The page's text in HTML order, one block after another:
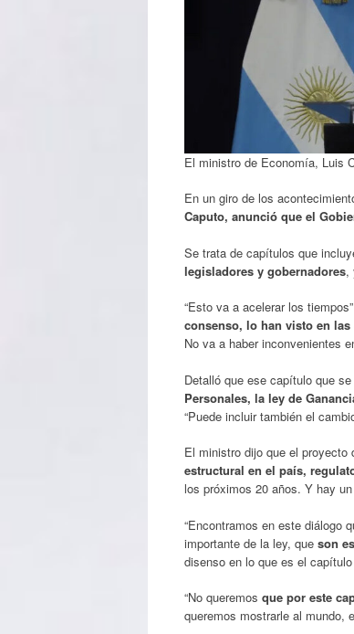
El ministro de Economía, Luis
En un giro de los
Caputo, anunció que el
Se trata de capítulos que
legisladores y gobernadores,
“Esto va a acelerar los
consenso, lo han visto en
No va a haber inconvenientes
Detalló que ese capítulo que
Personales, la ley de
“Puede incluir también el
El ministro dijo que el proyecto
estructural en el país,
los próximos 20 años. Y hay
“Encontramos en este diálogo
importante de la ley, que son
disenso en lo que es el
“No queremos que por este
queremos mostrarle al mundo,